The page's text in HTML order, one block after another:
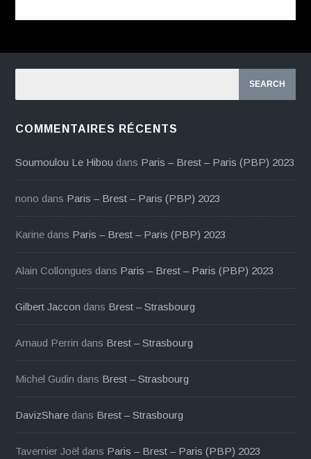
COMMENTAIRES RÉCENTS
Soumoulou Le Hibou dans Paris – Brest – Paris (PBP) 2023
nono dans Paris – Brest – Paris (PBP) 2023
Karine dans Paris – Brest – Paris (PBP) 2023
Alain Collongues dans Paris – Brest – Paris (PBP) 2023
Gilbert Jaccon dans Brest – Strasbourg
Arnaud Perrin dans Brest – Strasbourg
Michel Gudin dans Brest – Strasbourg
DavizShare dans Brest – Strasbourg
Tavernier Joël dans Paris – Brest – Paris (PBP) 2023